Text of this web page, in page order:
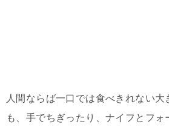
人間ならば一口では食べきれない大
も、手でちぎったり、ナイフとフォ